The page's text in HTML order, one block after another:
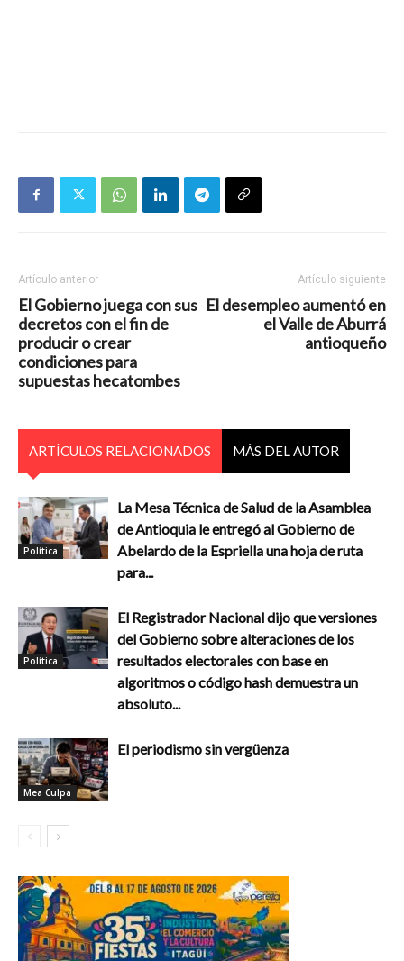
Artículo anterior
El Gobierno juega con sus
decretos con el fin de
producir o crear
condiciones para
supuestas hecatombes
Artículo siguiente
El desempleo aumentó en
el Valle de Aburrá
antioqueño
ARTÍCULOS RELACIONADOS MÁS DEL AUTOR
Política
La Mesa Técnica de Salud de la Asamblea
de Antioquia le entregó al Gobierno de
Abelardo de la Espriella una hoja de ruta
para...
Política
El Registrador Nacional dijo que versiones
del Gobierno sobre alteraciones de los
resultados electorales con base en
algoritmos o código hash demuestra un
absoluto...
Mea Culpa
El periodismo sin vergüenza